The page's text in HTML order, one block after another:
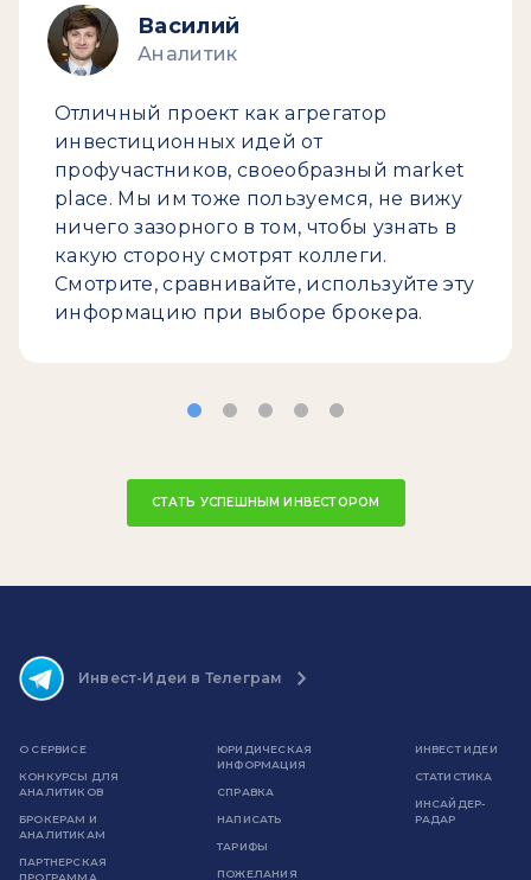
Василий
Аналитик
Отличный проект как агрегатор
инвестиционных идей от
профучастников, своеобразный market
place. Мы им тоже пользуемся, не вижу
ничего зазорного в том, чтобы узнать в
какую сторону смотрят коллеги.
Смотрите, сравнивайте, используйте эту
информацию при выборе брокера.
СТАТЬ УСПЕШНЫМ ИНВЕСТОРОМ
Инвест-Идеи в Телеграм
О СЕРВИСЕ
КОНКУРСЫ ДЛЯ
АНАЛИТИКОВ
БРОКЕРАМ И
АНАЛИТИКАМ
ПАРТНЕРСКАЯ
ПРОГРАММА
ЮРИДИЧЕСКАЯ
ИНФОРМАЦИЯ
СПРАВКА
НАПИСАТЬ
ТАРИФЫ
ПОЖЕЛАНИЯ
ИНВЕСТ ИДЕИ
СТАТИСТИКА
ИНСАЙДЕР-
РАДАР